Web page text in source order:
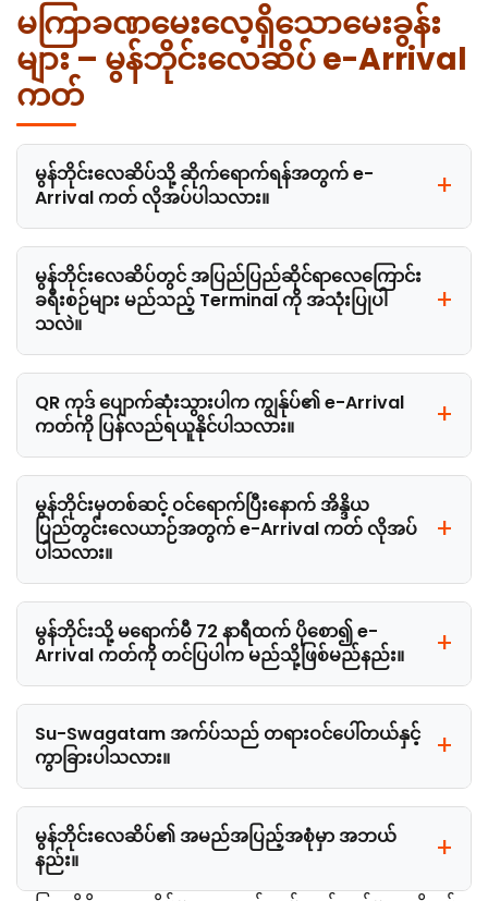
မကြာခဏမေးလေ့ရှိသောမေးခွန်း
များ – မွန်ဘိုင်းလေဆိပ် e-Arrival
ကတ်
မွန်ဘိုင်းလေဆိပ်သို့ ဆိုက်ရောက်ရန်အတွက် e-
Arrival ကတ် လိုအပ်ပါသလား။
မွန်ဘိုင်းလေဆိပ်တွင် အပြည်ပြည်ဆိုင်ရာလေကြောင်း
ခရီးစဉ်များ မည်သည့် Terminal ကို အသုံးပြုပါ
သလဲ။
QR ကုဒ် ပျောက်ဆုံးသွားပါက ကျွန်ုပ်၏ e-Arrival
ကတ်ကို ပြန်လည်ရယူနိုင်ပါသလား။
မွန်ဘိုင်းမှတစ်ဆင့် ဝင်ရောက်ပြီးနောက် အိန္ဒိယ
ပြည်တွင်းလေယာဉ်အတွက် e-Arrival ကတ် လိုအပ်
ပါသလား။
မွန်ဘိုင်းသို့ မရောက်မီ 72 နာရီထက် ပိုစော၍ e-
Arrival ကတ်ကို တင်ပြပါက မည်သို့ဖြစ်မည်နည်း။
Su-Swagatam အက်ပ်သည် တရားဝင်ပေါ်တယ်နှင့်
ကွာခြားပါသလား။
မွန်ဘိုင်းလေဆိပ်၏ အမည်အပြည့်အစုံမှာ အဘယ်
နည်း။